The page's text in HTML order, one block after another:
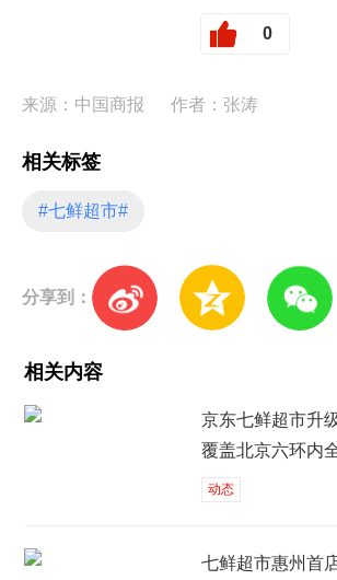
0
来源：中国商报 作者：张涛
相关标签
#七鲜超市#
分享到：
相关内容
京东七鲜超市升
覆盖北京六环内
动态
七鲜超市惠州首